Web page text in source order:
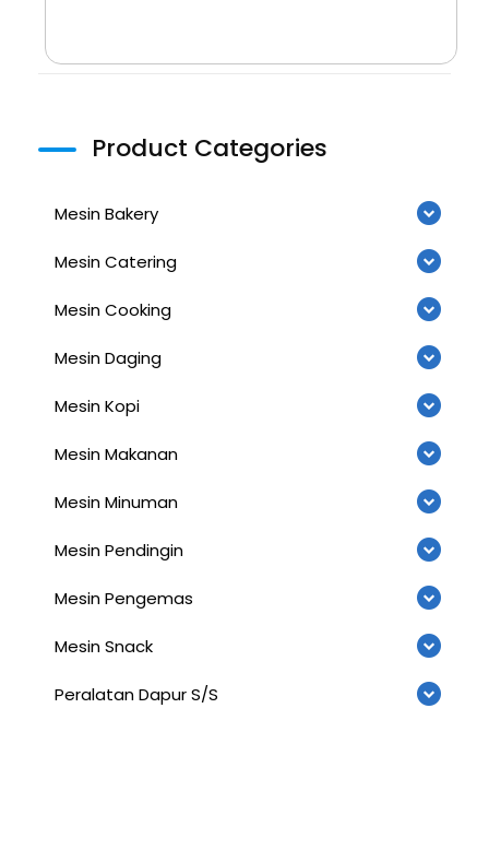
Product Categories
Mesin Bakery
Mesin Catering
Mesin Cooking
Mesin Daging
Mesin Kopi
Mesin Makanan
Mesin Minuman
Mesin Pendingin
Mesin Pengemas
Mesin Snack
Peralatan Dapur S/S